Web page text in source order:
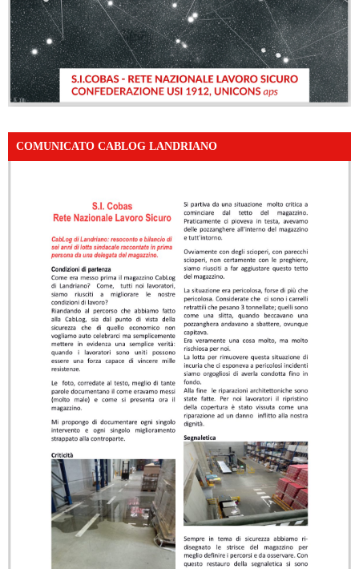
COMUNICATO CABLOG LANDRIANO